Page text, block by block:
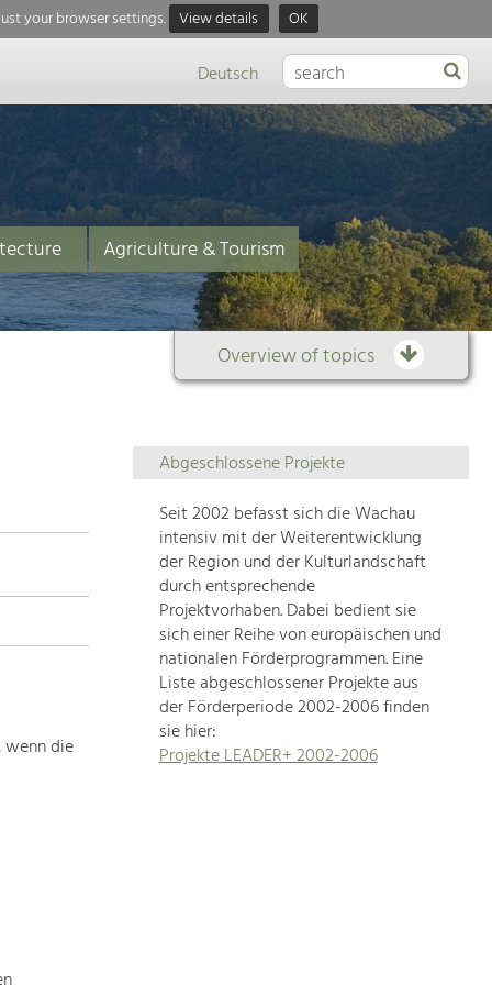
your browser settings. View details OK
Deutsch
Agriculture & Tourism
Overview of topics
Overview
of
topics
Development
within
our
region
is
extremely
diverse.
Which
wenn die
Abgeschlossene Projekte
Seit 2002 befasst sich die Wachau
intensiv mit der Weiterentwicklung
der Region und der Kulturlandschaft
durch entsprechende
Projektvorhaben. Dabei bedient sie
sich einer Reihe von europäischen und
nationalen Förderprogrammen. Eine
Liste abgeschlossener Projekte aus
der Förderperiode 2002-2006 finden
sie hier:
Projekte LEADER+ 2002-2006